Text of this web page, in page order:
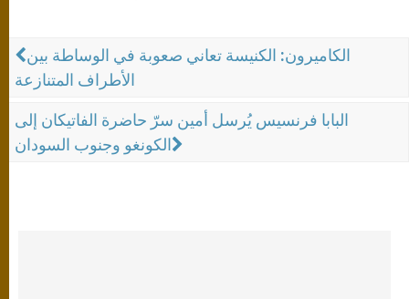
الكاميرون: الكنيسة تعاني صعوبة في الوساطة بين
الأطراف المتنازعة
البابا فرنسيس يُرسل أمين سرّ حاضرة الفاتيكان إلى
الكونغو وجنوب السودان